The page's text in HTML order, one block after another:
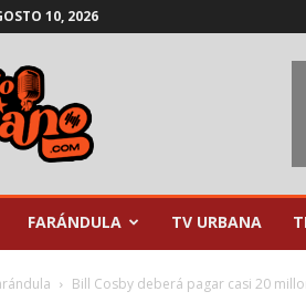
10, 2026
FARÁNDULA TV URBANA
Bill Cosby deberá pagar casi 20